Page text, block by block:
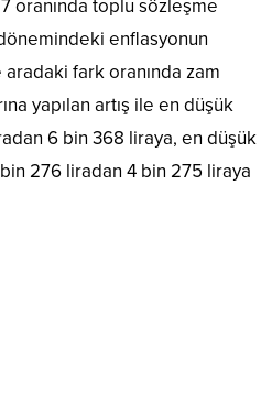
oranında toplu sözleşme
enflasyonun
aradaki fark oranında zam
yapılan artış ile en düşük
6 bin 368 liraya, en düşük
276 liradan 4 bin 275 liraya